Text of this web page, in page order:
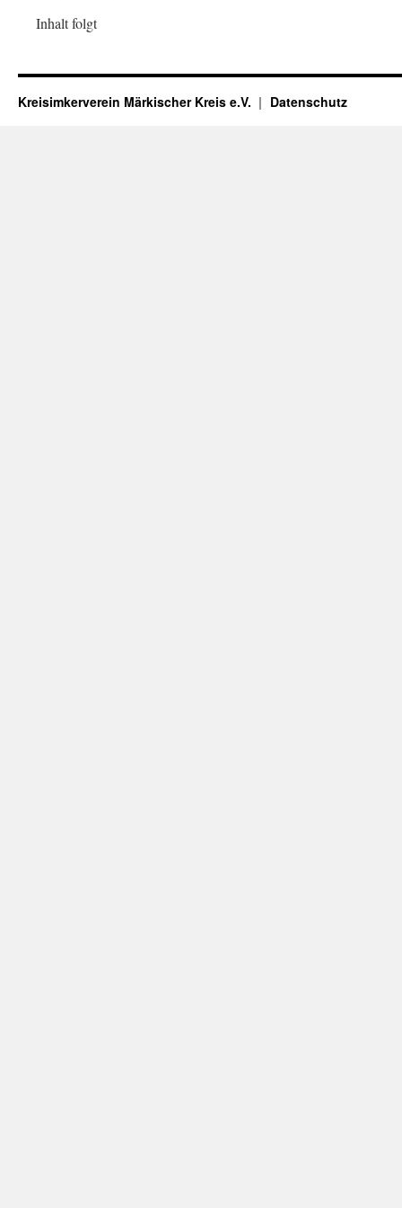
Inhalt folgt
Kreisimkerverein Märkischer Kreis e.V. Datenschutz